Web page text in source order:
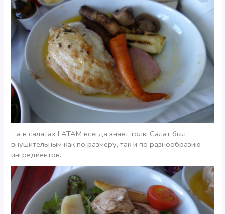
…а в салатах LATAM всегда знает толк. Салат был
внушительным как по размеру, так и по разнообразию
ингредиентов.